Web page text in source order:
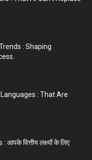
: Shaping
: That Are
वित्तीय लक्ष्यों के लिए